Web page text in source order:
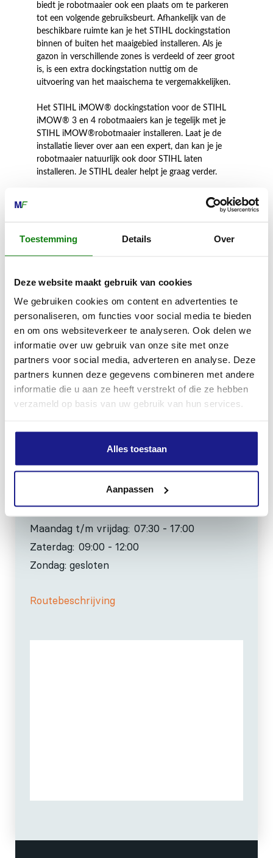
Toestemming Details Over
Deze website maakt gebruik van cookies
We gebruiken cookies om content en advertenties te
personaliseren, om functies voor social media te bieden
en om ons websiteverkeer te analyseren. Ook delen we
informatie over uw gebruik van onze site met onze
partners voor social media, adverteren en analyse. Deze
partners kunnen deze gegevens combineren met andere
informatie die u aan ze heeft verstrekt of die ze hebben
verzameld op basis van uw gebruik van hun services.
Alles toestaan
Aanpassen
biedt je robotmaaier ook een plaats om te parkeren
tot een volgende gebruiksbeurt. Afhankelijk van de
beschikbare ruimte kan je het STIHL dockingstation
binnen of buiten het maaigebied installeren. Als je
gazon in verschillende zones is verdeeld of zeer groot
is, is een extra dockingstation nuttig om de
uitvoering van het maaischema te vergemakkelijken.
Het STIHL iMOW® dockingstation voor de STIHL
iMOW® 3 en 4 robotmaaiers kan je tegelijk met je
STIHL iMOW®robotmaaier installeren. Laat je de
installatie liever over aan een expert, dan kan je je
robotmaaier natuurlijk ook door STIHL laten
installeren. Je STIHL dealer helpt je graag verder.
MECHANISATIE FRANEKER
Kiehoek 26
8801 RD Franeker
0517-396800
info@mechanisatiefraneker.nl
OPENINGSTIJDEN
Maandag t/m vrijdag: 07:30 - 17:00
Zaterdag: 09:00 - 12:00
Zondag: gesloten
Routebeschrijving